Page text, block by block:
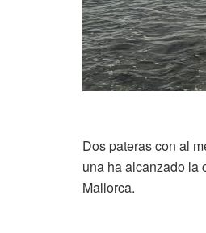
Dos pateras con al
una ha alcanzado la
Mallorca.